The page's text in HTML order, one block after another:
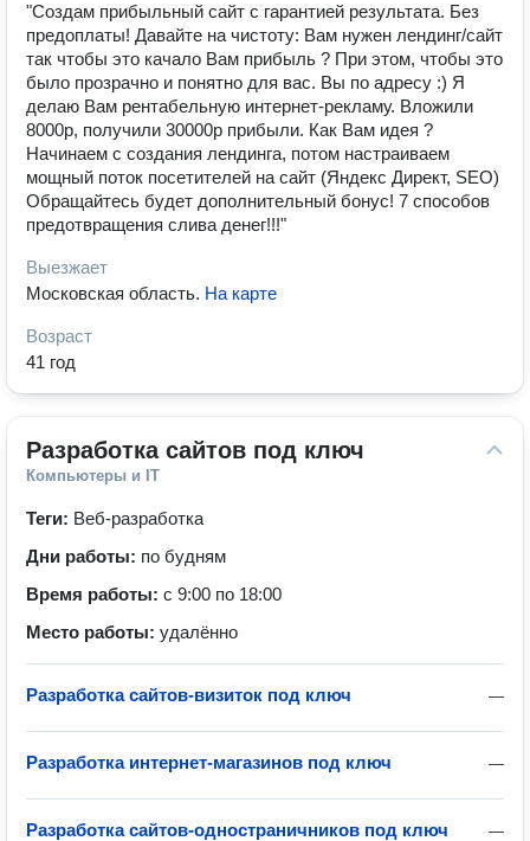
"Создам прибыльный сайт с гарантией результата. Без
предоплаты! Давайте на чистоту: Вам нужен лендинг/сайт
так чтобы это качало Вам прибыль ? При этом, чтобы это
было прозрачно и понятно для вас. Вы по адресу :) Я
делаю Вам рентабельную интернет-рекламу. Вложили
8000р, получили 30000р прибыли. Как Вам идея ?
Начинаем с создания лендинга, потом настраиваем
мощный поток посетителей на сайт (Яндекс Директ, SEO)
Обращайтесь будет дополнительный бонус! 7 способов
предотвращения слива денег!!!"
Выезжает
Московская область. На карте
Возраст
41 год
Разработка сайтов под ключ
Компьютеры и IT
Теги: Веб-разработка
Дни работы: по будням
Время работы: с 9:00 по 18:00
Место работы: удалённо
—
Разработка сайтов-визиток под ключ
—
Разработка интернет-магазинов под ключ
—
Разработка сайтов-одностраничников под ключ